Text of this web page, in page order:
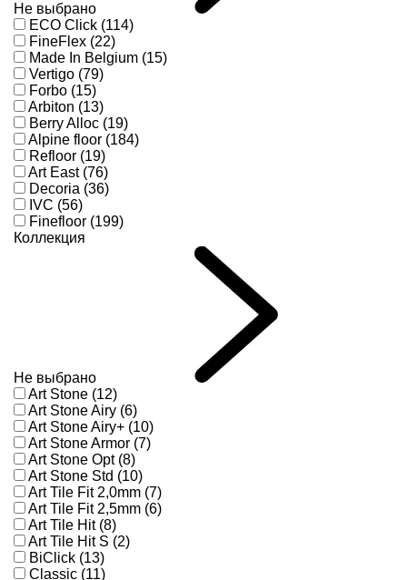
Не выбрано
ECO Click (114)
FineFlex (22)
Made In Belgium (15)
Vertigo (79)
Forbo (15)
Arbiton (13)
Berry Alloc (19)
Alpine floor (184)
Refloor (19)
Art East (76)
Decoria (36)
IVC (56)
Finefloor (199)
Коллекция
Не выбрано
Art Stone (12)
Art Stone Airy (6)
Art Stone Airy+ (10)
Art Stone Armor (7)
Art Stone Opt (8)
Art Stone Std (10)
Art Tile Fit 2,0mm (7)
Art Tile Fit 2,5mm (6)
Art Tile Hit (8)
Art Tile Hit S (2)
BiClick (13)
Classic (11)